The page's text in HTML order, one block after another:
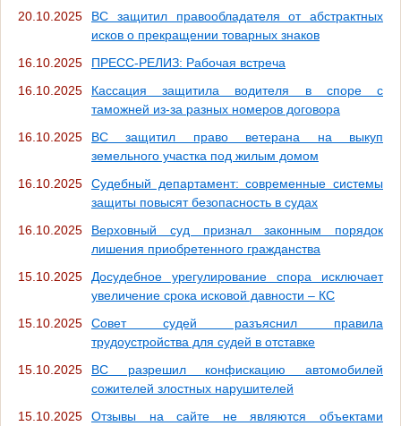
20.10.2025
ВС защитил правообладателя от абстрактных
исков о прекращении товарных знаков
16.10.2025
ПРЕСС-РЕЛИЗ: Рабочая встреча
16.10.2025
Кассация защитила водителя в споре с
таможней из-за разных номеров договора
16.10.2025
ВС защитил право ветерана на выкуп
земельного участка под жилым домом
16.10.2025
Судебный департамент: современные системы
защиты повысят безопасность в судах
16.10.2025
Верховный суд признал законным порядок
лишения приобретенного гражданства
15.10.2025
Досудебное урегулирование спора исключает
увеличение срока исковой давности – КС
15.10.2025
Совет судей разъяснил правила
трудоустройства для судей в отставке
15.10.2025
ВС разрешил конфискацию автомобилей
сожителей злостных нарушителей
15.10.2025
Отзывы на сайте не являются объектами